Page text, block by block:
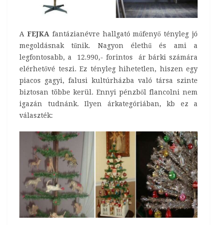
A FEJKA fantázianévre hallgató műfenyő tényleg jó
megoldásnak tűnik. Nagyon élethű és ami a
legfontosabb, a 12.990,- forintos ár bárki számára
elérhetővé teszi. Ez tényleg hihetetlen, hiszen egy
piacos gagyi, falusi kultúrházba való társa szinte
biztosan többe kerül. Ennyi pénzből flancolni nem
igazán tudnánk. Ilyen árkategóriában, kb ez a
választék: